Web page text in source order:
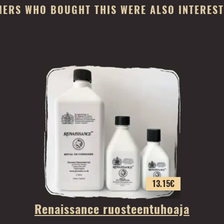
WHO BOUGHT THIS WERE ALSO
13.15€
Renaissance ruosteentuhoaja